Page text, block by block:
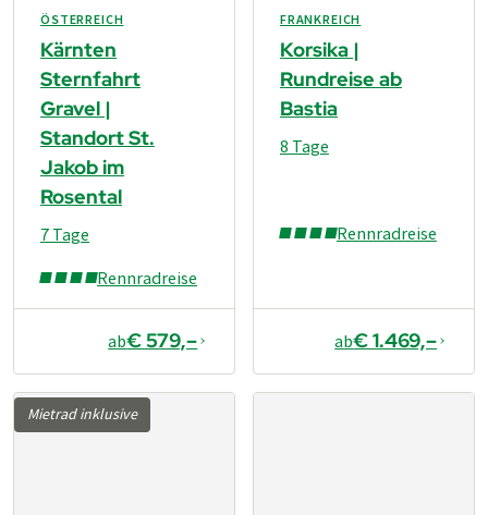
ÖSTERREICH
Kärnten
Sternfahrt
Gravel |
Standort St.
Jakob im
Rosental
Rennradreise
7 Tage
ab€ 579,–
FRANKREICH
Korsika |
Rundreise ab
Bastia
Rennradreise
8 Tage
ab€ 1.469,–
Mietrad inklusive